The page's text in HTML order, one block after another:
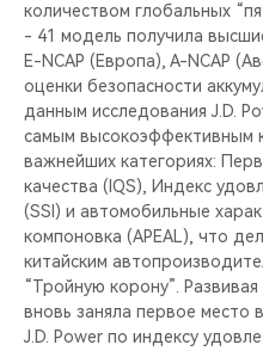
количеством глобальных
- 41 модель получила
E-NCAP (Европа), A-NCAP
оценки безопасности
данным исследования J.D.
самым высокоэффективным
важнейших категориях:
качества (IQS), Индекс
(SSI) и автомобильные
компоновка (APEAL), что
китайским
“Тройную корону”.
вновь заняла первое место
J.D. Power по индексу